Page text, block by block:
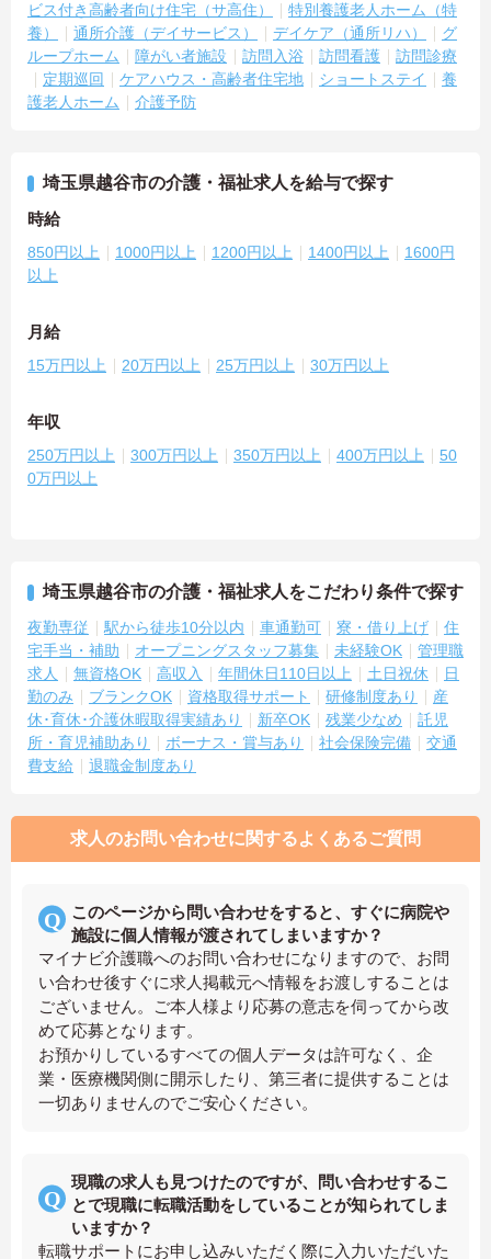
ビス付き高齢者向け住宅（サ高住）
特別養護老人ホーム（特
養）
通所介護（デイサービス） デイケア（通所リハ）
グ
ループホーム
障がい者施設 訪問入浴 訪問看護
訪問診療
定期巡回
ケアハウス・高齢者住宅地 ショートステイ
養
護老人ホーム
介護予防
埼玉県越谷市の介護・福祉求人を給与で探す
時給
850円以上 1000円以上 1200円以上 1400円以上
1600円
以上
月給
15万円以上 20万円以上 25万円以上 30万円以上
年収
250万円以上 300万円以上 350万円以上 400万円以上
50
0万円以上
埼玉県越谷市の介護・福祉求人をこだわり条件で探す
夜勤専従 駅から徒歩10分以内 車通勤可 寮・借り上げ
住
宅手当・補助
オープニングスタッフ募集 未経験OK
管理職
求人
無資格OK 高収入 年間休日110日以上 土日祝休
日
勤のみ
ブランクOK 資格取得サポート 研修制度あり
産
休･育休･介護休暇取得実績あり
新卒OK 残業少なめ
託児
所・育児補助あり
ボーナス・賞与あり 社会保険完備
交通
費支給
退職金制度あり
求人のお問い合わせに関するよくあるご質問
このページから問い合わせをすると、すぐに病院や
施設に個人情報が渡されてしまいますか？
マイナビ介護職へのお問い合わせになりますので、お問
い合わせ後すぐに求人掲載元へ情報をお渡しすることは
ございません。ご本人様より応募の意志を伺ってから改
めて応募となります。
お預かりしているすべての個人データは許可なく、企
業・医療機関側に開示したり、第三者に提供することは
一切ありませんのでご安心ください。
現職の求人も見つけたのですが、問い合わせするこ
とで現職に転職活動をしていることが知られてしま
いますか？
転職サポートにお申し込みいただく際に入力いただいた